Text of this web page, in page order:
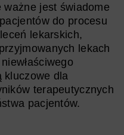
jest świadome
do procesu
lekarskich,
lekach
kluczowe dla
terapeutycznych
pacjentów.